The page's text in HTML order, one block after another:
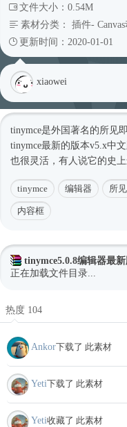
文件大小：0.54M
素材分类： 插件-
更新时间：2020-01-01
xiaowei
tinymce是外国著名的所见
tinymce最新的版本v5.x中
也很灵活，有人说它的史上
tinymce 编辑器 所
内容框
tinymce5.0.8编辑器最
正在加载文件目录...
热度 104
Ankor下载了 此素材
Yeti下载了 此素材
Yeti收藏了 此素材